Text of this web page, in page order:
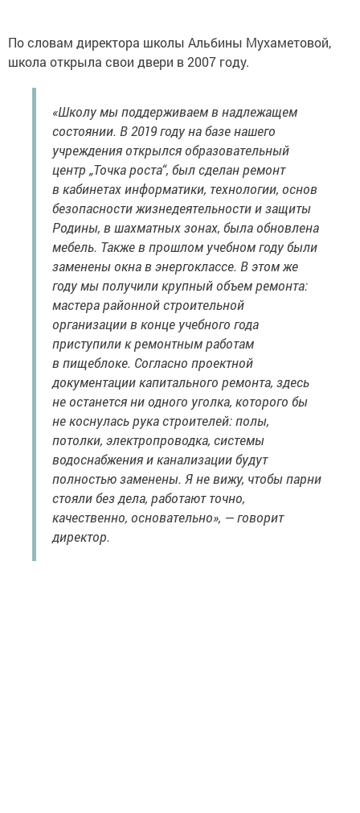
По словам директора школы Альбины Мухаметовой,
школа открыла свои двери в 2007 году.
«Школу мы поддерживаем в надлежащем
состоянии. В 2019 году на базе нашего
учреждения открылся образовательный
центр „Точка роста“, был сделан ремонт
в кабинетах информатики, технологии, основ
безопасности жизнедеятельности и защиты
Родины, в шахматных зонах, была обновлена
мебель. Также в прошлом учебном году были
заменены окна в энергоклассе. В этом же
году мы получили крупный объем ремонта:
мастера районной строительной
организации в конце учебного года
приступили к ремонтным работам
в пищеблоке. Согласно проектной
документации капитального ремонта, здесь
не останется ни одного уголка, которого бы
не коснулась рука строителей: полы,
потолки, электропроводка, системы
водоснабжения и канализации будут
полностью заменены. Я не вижу, чтобы парни
стояли без дела, работают точно,
качественно, основательно», — говорит
директор.